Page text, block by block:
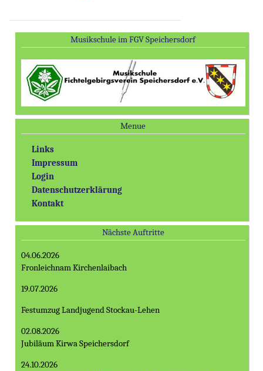
Musikschule im FGV Speichersdorf
Menue
Links
Impressum
Login
Datenschutzerklärung
Kontakt
Nächste Auftritte
04.06.2026
Fronleichnam Kirchenlaibach
19.07.2026
Festumzug Landjugend Stockau-Lehen
02.08.2026
Jubiläum Kirwa Speichersdorf
24.10.2026